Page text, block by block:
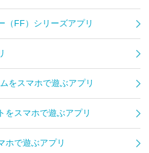
（FF）シリーズアプリ
をスマホで遊ぶアプリ
をスマホで遊ぶアプリ
ホで遊ぶアプリ